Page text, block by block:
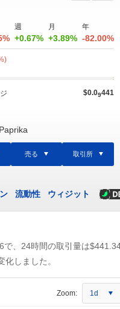
週
+0.67%
月
+3.89%
年
-82.00%
$0.09441
売る 取引所
流動性 ウィジット
で、24時間の取引量は
しました。
Zoom: 1d